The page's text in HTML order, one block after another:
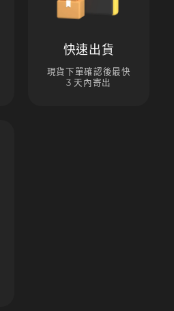
快速出貨
現貨下單確認後最快
3 天內寄出